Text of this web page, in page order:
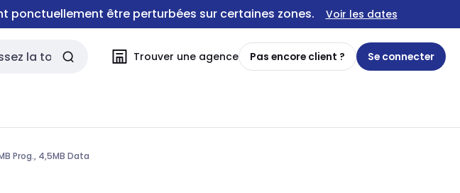
ponctuellement être perturbées sur certaines zones. Voir les dates
Trouver une agence Pas encore client ? Se connecter
Prog., 4,5MB Data